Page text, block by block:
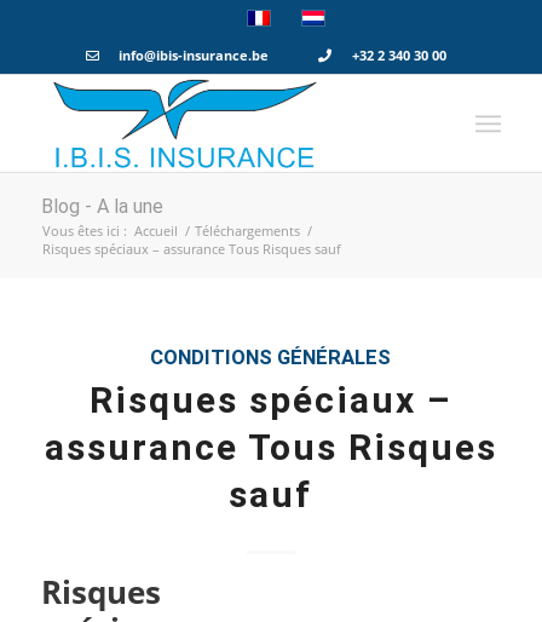
info@ibis-insurance.be +32 2 340 30 00
Blog - A la une
Vous êtes ici : Accueil / Téléchargements /
Risques spéciaux – assurance Tous Risques sauf
CONDITIONS GÉNÉRALES
Risques spéciaux –
assurance Tous Risques
sauf
Risques